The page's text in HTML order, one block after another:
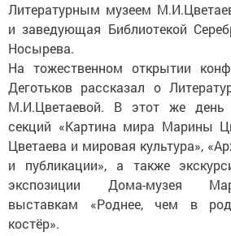
Литературным музеем
и заведующая Библиотекой
Носырева.
На тожественном открытии
Деготьков рассказал о
М.И.Цветаевой. В этот же день
секций «Картина мира Марины
Цветаева и мировая культура»,
и публикации», а также
экспозиции Дома-музея
выставкам «Роднее, чем в
костёр».